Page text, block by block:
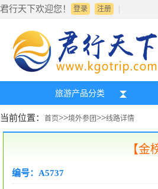
君行天下欢迎您！ 登录 |
注册
旅游产品分类
当前位置： 首页>>境外参团>>线路详情
【
编号：A5737